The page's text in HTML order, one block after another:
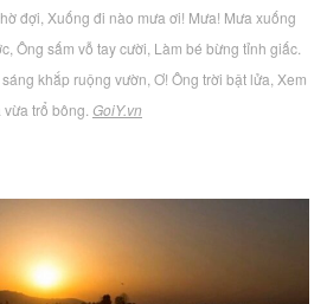
đợi, Xuống đi nào mưa ơi! Mưa! Mưa xuống
Ông sấm vỗ tay cười, Làm bé bừng tỉnh giấc.
khắp ruộng vườn, Ơ! Ông trời bật lửa, Xem
vừa trổ bông. GoiY.vn